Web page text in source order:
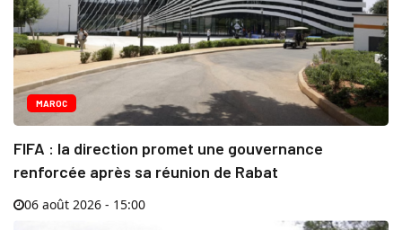
MAROC
FIFA : la direction promet une gouvernance
renforcée après sa réunion de Rabat
06 août 2026 - 15:00